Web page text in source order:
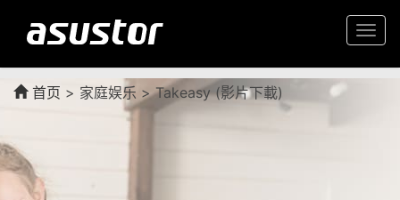
首页 > 家庭娱乐 > Takeasy (影片下載)